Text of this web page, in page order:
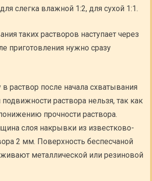
слегка влажной 1:2, для сухой 1:1.
таких растворов наступает через
приготовления нужно сразу
раствор после начала схватывания
раствора нельзя, так как
прочности раствора.
слоя накрывки из известково-
2 мм. Поверхность беспесчаной
металлической или резиновой